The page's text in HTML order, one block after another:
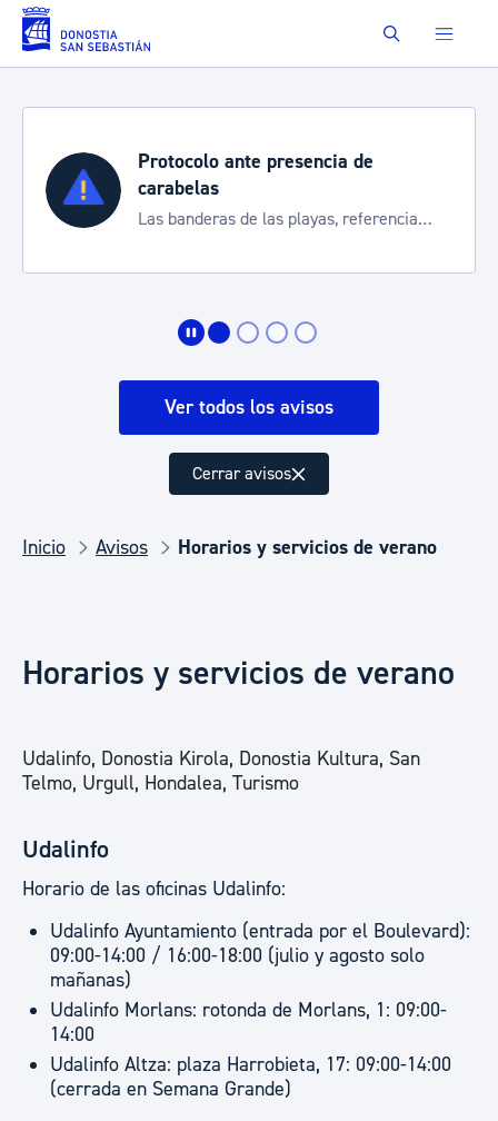
Saltar al contenido principal Buscar
Protocolo ante presencia de
carabelas
Las banderas de las playas, referencia
Ver todos los avisos
Cerrar avisos
Inicio Avisos Horarios y servicios de verano
Horarios y servicios de verano
Udalinfo, Donostia Kirola, Donostia Kultura, San
Telmo, Urgull, Hondalea, Turismo
Udalinfo
Horario de las oficinas Udalinfo:
Udalinfo Ayuntamiento (entrada por el Boulevard):
09:00-14:00 / 16:00-18:00 (julio y agosto solo
mañanas)
Udalinfo Morlans: rotonda de Morlans, 1: 09:00-
14:00
Udalinfo Altza: plaza Harrobieta, 17: 09:00-14:00
(cerrada en Semana Grande)